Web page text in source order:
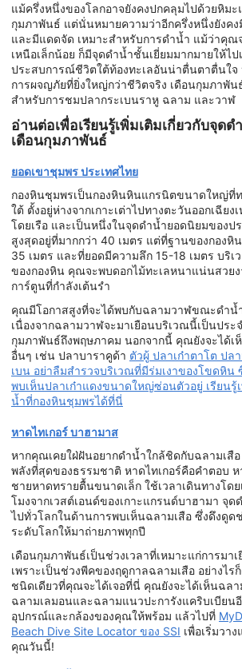
แม้ครึ่งหนึ่งของโลกอาจยังคงปกคลุมไปด้วยหิม
กุมภาพันธ์ แต่นั่นหมายความว่าอีกครึ่งหนึ่งยังค
และมีแดดจัด เหมาะสำหรับการดำน้ำ แม้ว่าคุณ
เหนือเล็กน้อย ก็มีจุดดำน้ำชั้นเยี่ยมมากมายให้ไป
ประสบการณ์ชีวิตใต้ท้องทะเลอันน่าตื่นตาตื่นใจ
การผจญภัยที่ยิ่งใหญ่กว่าชีวิตจริง เดือนกุมภาพัน
สำหรับการชมปลากระเบนราหู ฉลาม และวาฬ
อ่านต่อเพื่อเรียนรู้เพิ่มเติมเกี่ยวกับจุด
เดือนกุมภาพันธ์
ยอดเขาชุมพร ประเทศไทย
กองหินชุมพรเป็นกองหินหินแกรนิตขนาดใหญ่ที่ท
ใต้ ตั้งอยู่ห่างจากเกาะเต่าไปทางตะวันออกเฉีย
โดยเรือ และเป็นหนึ่งในจุดดำน้ำยอดนิยมของป
สูงสุดอยู่ที่มากกว่า 40 เมตร แต่ที่ฐานของกอง
35 เมตร และที่ยอดมีความลึก 15-18 เมตร บริ
ของกองหิน คุณจะพบดอกไม้ทะเลหนาแน่นสวยง
การ์ตูนที่กำลังเต้นรำ
คุณมีโอกาสสูงที่จะได้พบกับฉลามวาฬขณะดำน้
เนื่องจากฉลามวาฬจะมาเยือนบริเวณนี้เป็นประ
กุมภาพันธ์ถึงพฤษภาคม นอกจากนี้ คุณยังจะได้
อื่นๆ เช่น ปลาบาราคูด้า ตัวผู้ ปลาเก๋าตาโต ปล
เบน อย่าลืมสำรวจบริเวณที่มีร่มเงาของโขดหิน
พบเห็นปลาเก๋าแดงขนาดใหญ่ซ่อนตัวอยู่ เรียนรู้
น้ำที่กองหินชุมพรได้ที่นี่
หาดไทเกอร์ บาฮามาส
หากคุณเคยใฝ่ฝันอยากดำน้ำใกล้ชิดกับฉลามเสื
พลังที่สุดของธรรมชาติ หาดไทเกอร์คือคำตอบ ห
ชายหาดทรายตื้นขนาดเล็ก ใช้เวลาเดินทางโด
โมงจากเวสต์เอนด์ของเกาะแกรนด์บาฮามา จุด
ไปทั่วโลกในด้านการพบเห็นฉลามเสือ ซึ่งดึงดูด
ระดับโลกให้มาถ่ายภาพทุกปี
เดือนกุมภาพันธ์เป็นช่วงเวลาที่เหมาะแก่การมา
เพราะเป็นช่วงพีคของฤดูกาลฉลามเสือ อย่างไร
ชนิดเดียวที่คุณจะได้เจอที่นี่ คุณยังจะได้เห็นฉลา
ฉลามเลมอนและฉลามแนวปะการังแคริบเบียน
อุปกรณ์และกล้องของคุณให้พร้อม แล้วไปที่
Beach Dive Site Locator ของ SSI เพื่อเริ่มวา
คุณวันนี้!